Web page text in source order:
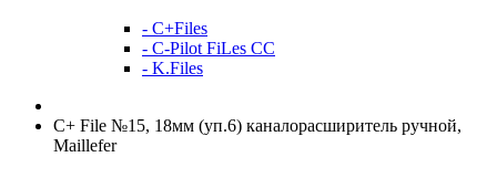
- C+Files
- C-Pilot FiLes CC
- K.Files
C+ File №15, 18мм (уп.6) каналорасширитель ручной,
Maillefer